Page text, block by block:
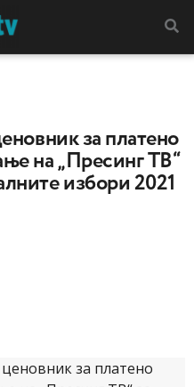
за платено
на „Пресинг ТВ“
избори 2021